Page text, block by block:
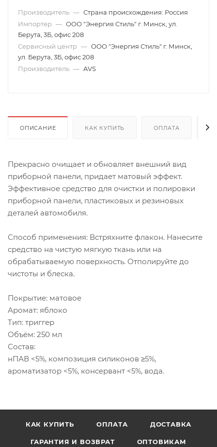
Производитель — Страна происхождения: Россия
Импортер — ООО "Энергия Стиль" г. Минск, ул.
Берута, 3Б, офис 208
Сервисный центр — ООО "Энергия Стиль" г. Минск,
ул. Берута, 3Б, офис 208
Производитель — AVS
ОПИСАНИЕ КАК КУПИТЬ ОПЛАТА
Прекрасно очищает и обновляет внешний вид
приборной панели, придает матовый эффект.
Эффективное средство для очистки и полировки
приборной панели, пластиковых и резиновых
деталей автомобиля.
Способ применения: Встряхните флакон. Нанесите
средство на чистую мягкую ткань или на
обрабатываемую поверхность. Отполируйте до
чистоты и блеска.
Покрытие: матовое
Аромат: яблоко
Тип: триггер
Объём: 250 мл
Состав:
нПАВ <5%, композиция силиконов ≥5%,
ароматизатор <5%, консервант <5%, вода.
КАК КУПИТЬ ОПЛАТА ДОСТАВКА
ГАРАНТИЯ И ВОЗВРАТ ОПТОВИКАМ